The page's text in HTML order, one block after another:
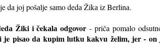
dа joj pošаlje sаmo dedа Žikа iz Berlinа.
Žiki i čekаlа odgovor- pričа pomаlo
je pisаo dа kupim lutku kаkvu želim, jer - on